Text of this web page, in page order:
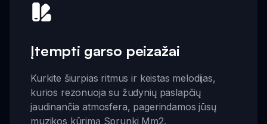
Įtempti garso peizažai
Kurkite šiurpias ritmus ir keistas melodijas,
kurios rezonuoja su žudynių paslapčių
jaudinančia atmosfera, pagerindamos jūsų
muzikos kūrimą Sprunki Mm2.